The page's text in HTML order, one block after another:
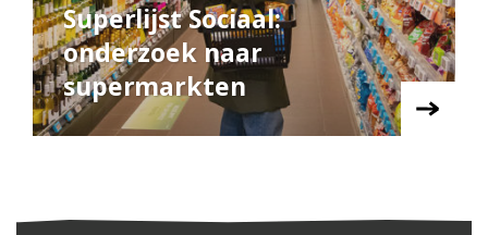
Superlijst Sociaal:
onderzoek naar
supermarkten